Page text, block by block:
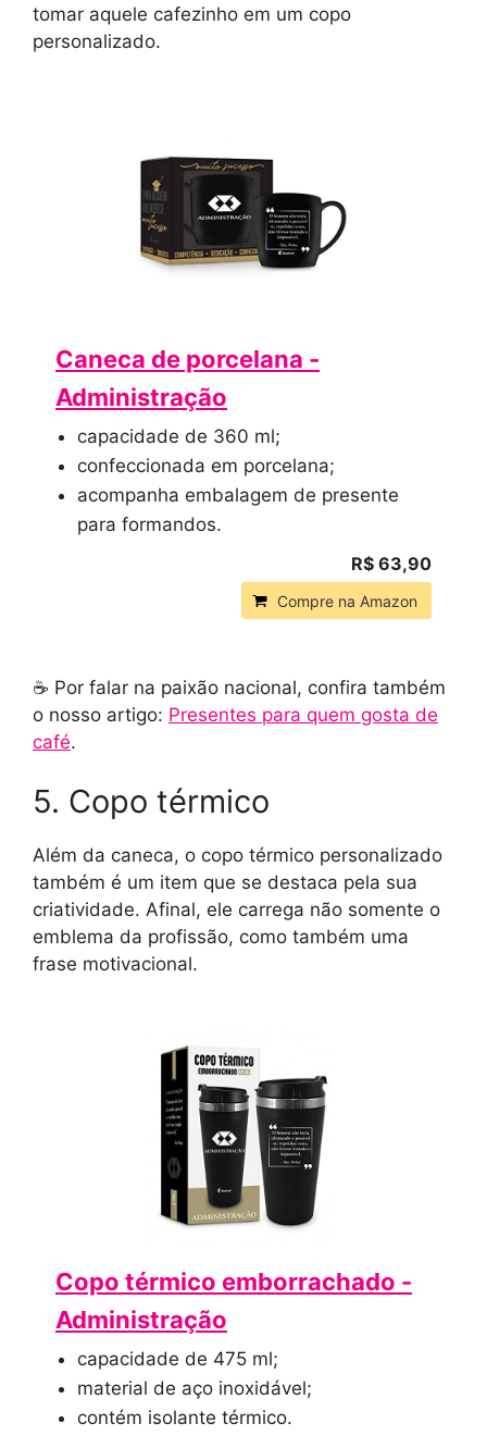
tomar aquele cafezinho em um copo
personalizado.
Caneca de porcelana -
Administração
capacidade de 360 ml;
confeccionada em porcelana;
acompanha embalagem de presente
para formandos.
R$ 63,90
Compre na Amazon
☕️ Por falar na paixão nacional, confira também
o nosso artigo: Presentes para quem gosta de
café.
5. Copo térmico
Além da caneca, o copo térmico personalizado
também é um item que se destaca pela sua
criatividade. Afinal, ele carrega não somente o
emblema da profissão, como também uma
frase motivacional.
Copo térmico emborrachado -
Administração
capacidade de 475 ml;
material de aço inoxidável;
contém isolante térmico.